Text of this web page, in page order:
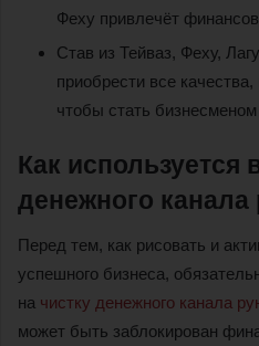
Феху привлечёт
Став из Тейваз, Феху,
приобрести все
чтобы стать бизнесменом
Как используется
денежного канала
Перед тем, как рисовать и
успешного бизнеса,
на чистку денежного канала
может быть заблокирован